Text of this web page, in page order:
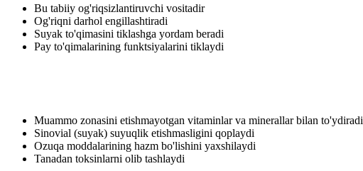
Bu tabiiy og'riqsizlantiruvchi vositadir
Og'riqni darhol engillashtiradi
Suyak to'qimasini tiklashga yordam beradi
Pay to'qimalarining funktsiyalarini tiklaydi
Muammo zonasini etishmayotgan vitaminlar va minerallar bilan to'ydiradi
Sinovial (suyak) suyuqlik etishmasligini qoplaydi
Ozuqa moddalarining hazm bo'lishini yaxshilaydi
Tanadan toksinlarni olib tashlaydi